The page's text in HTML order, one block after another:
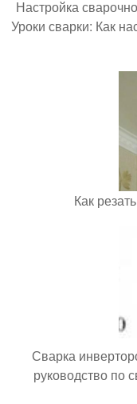
Настройка
Уроки сварки: Как
Как
Сварка
руководство по